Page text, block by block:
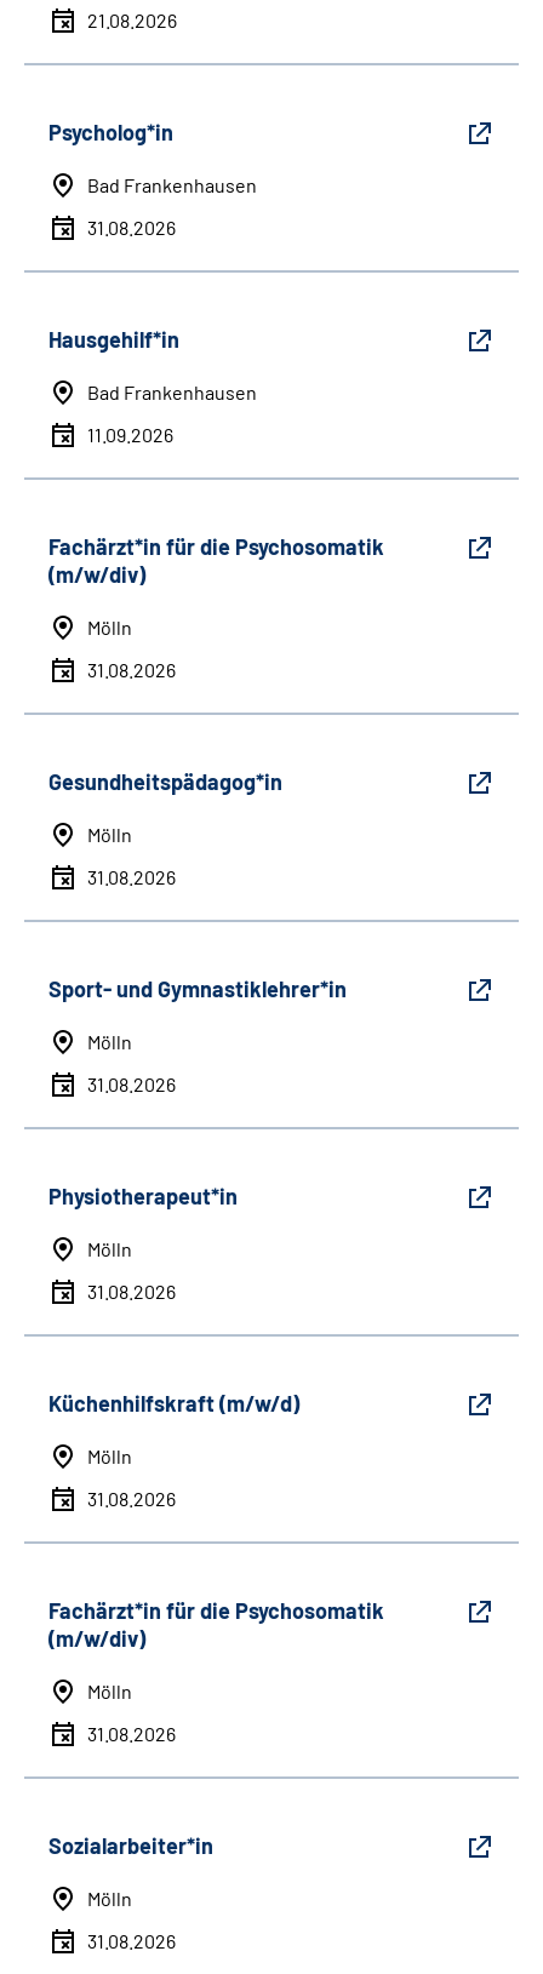
21.08.2026
Psycholog*in
Bad Frankenhausen
31.08.2026
Hausgehilf*in
Bad Frankenhausen
11.09.2026
Fachärzt*in für die Psychosomatik
(m/w/div)
Mölln
31.08.2026
Gesundheitspädagog*in
Mölln
31.08.2026
Sport- und Gymnastiklehrer*in
Mölln
31.08.2026
Physiotherapeut*in
Mölln
31.08.2026
Küchenhilfskraft (m/w/d)
Mölln
31.08.2026
Fachärzt*in für die Psychosomatik
(m/w/div)
Mölln
31.08.2026
Sozialarbeiter*in
Mölln
31.08.2026